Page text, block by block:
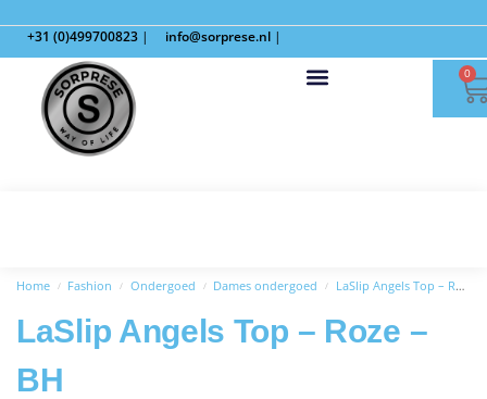
+31 (0)499700823 | info@sorprese.nl |
0
Home / Fashion / Ondergoed / Dames ondergoed / LaSlip Angels Top – Roze – BH
LaSlip Angels Top – Roze –
BH